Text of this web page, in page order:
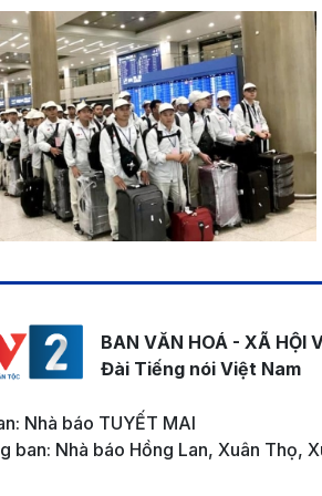
BAN VĂN HOÁ - XÃ HỘI
Đài Tiếng nói Việt Nam
Nhà báo TUYẾT MAI
ban: Nhà báo Hồng Lan, Xuân Thọ,